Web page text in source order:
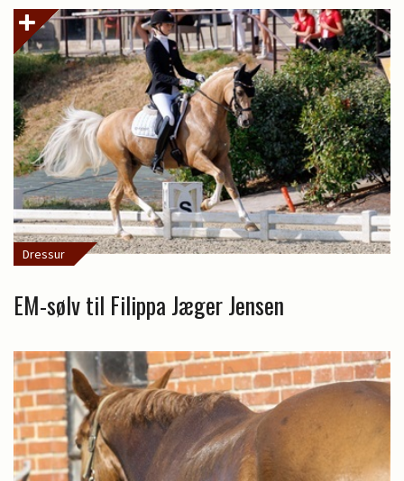
Dressur
EM-sølv til Filippa Jæger Jensen